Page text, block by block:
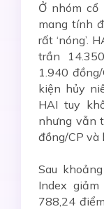
Ở nhóm cổ
mang tính
rất ‘nóng’.
trần
1.940
kiện hủy
HAI tuy
nhưng vẫn
đồng/CP và
Sau
Index
788,24